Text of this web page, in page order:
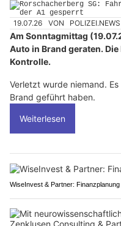
19.07.26 VON
Am Sonntagmittag
Auto in Brand geraten.
Kontrolle.
Verletzt wurde niemand.
Brand geführt haben.
Weiterlesen
WiseInvest & Partner: